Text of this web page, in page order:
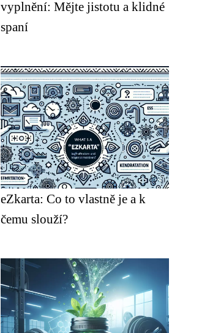
vyplnění: Mějte jistotu a klidné
spaní
eZkarta: Co to vlastně je a k
čemu slouží?